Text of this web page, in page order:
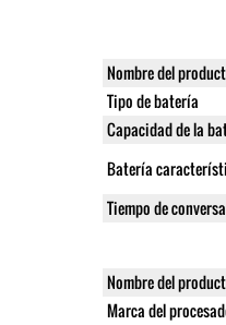
Nombre del
Tipo de batería
Capacidad de la
Batería
Tiempo de
Nombre del
Marca del